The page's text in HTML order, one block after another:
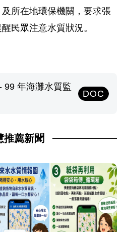
所在地環保機關，要求張
民眾注意水質狀況。
99 年海灘水質監
DOC
推薦新聞